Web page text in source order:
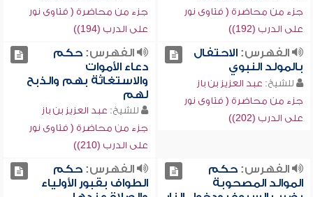
جزء من محاضرة ( فتاوى نور
على الدرب (192))
جزء من محاضرة ( فتاوى نور
على الدرب (194))
الفهرس:الاحتفال
بالمولد النبوي
للشيخ: عبد العزيز بن باز
جزء من محاضرة ( فتاوى نور
على الدرب (202))
الفهرس:حكم
دعاء الأموات
والاستغاثة بهم والذبح
لهم
للشيخ: عبد العزيز بن باز
جزء من محاضرة ( فتاوى نور
على الدرب (210))
الفهرس:حكم
الموالد المصحوبة
الفهرس:حكم
الطواف بقبور الأولياء